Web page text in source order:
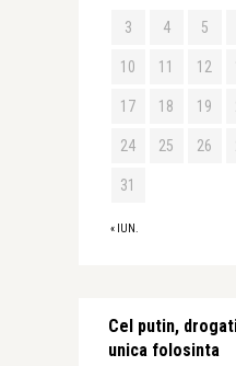
« IUN.
3 4 5
10 11 12
17 18 19
24 25 26
31
Cel putin,
unica folosinta